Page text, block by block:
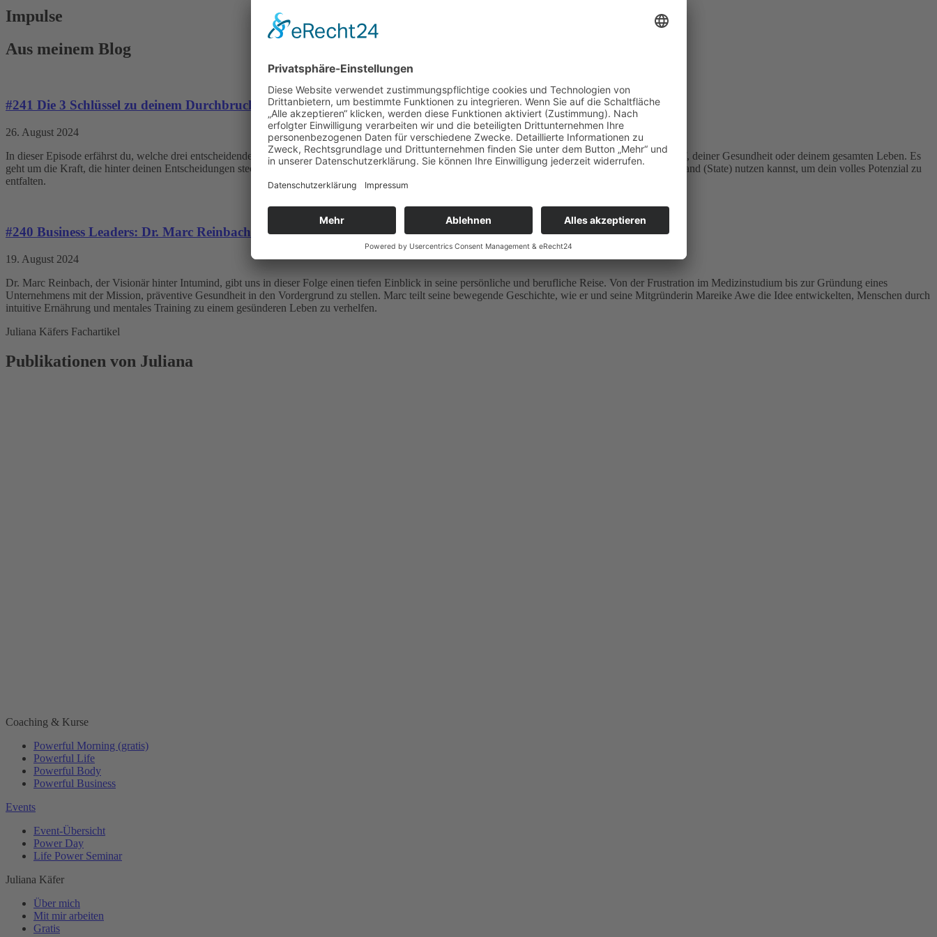
Impulse
Aus meinem Blog
#241 Die 3 Schlüssel zu deinem Durchbruch – Entscheidungen, die dein Leben verändern
26. August 2024
In dieser Episode erfährst du, welche drei entscheidenden Schlüssel du brauchst, um deinen persönlichen Durchbruch zu erreichen – sei es in deinem Beruf, deiner Gesundheit oder deinem gesamten Leben. Es
geht um die Kraft, die hinter deinen Entscheidungen steckt, und wie du deine Strategie, die Geschichten, die du dir selbst erzählst, und deinen inneren Zustand (State) nutzen kannst, um dein volles Potenzial zu
entfalten.
#240 Business Leaders: Dr. Marc Reinbach – Vom Start-up zum Erfolg und wieder von vorne
19. August 2024
Dr. Marc Reinbach, der Visionär hinter Intumind, gibt uns in dieser Folge einen tiefen Einblick in seine persönliche und berufliche Reise. Von der Frustration im Medizinstudium bis zur Gründung eines
Unternehmens mit der Mission, präventive Gesundheit in den Vordergrund zu stellen. Marc teilt seine bewegende Geschichte, wie er und seine Mitgründerin Mareike Awe die Idee entwickelten, Menschen durch
intuitive Ernährung und mentales Training zu einem gesünderen Leben zu verhelfen.
Juliana Käfers Fachartikel
Publikationen von Juliana
Coaching & Kurse
Powerful Morning (gratis)
Powerful Life
Powerful Body
Powerful Business
Events
Event-Übersicht
Power Day
Life Power Seminar
Juliana Käfer
Über mich
Mit mir arbeiten
Gratis